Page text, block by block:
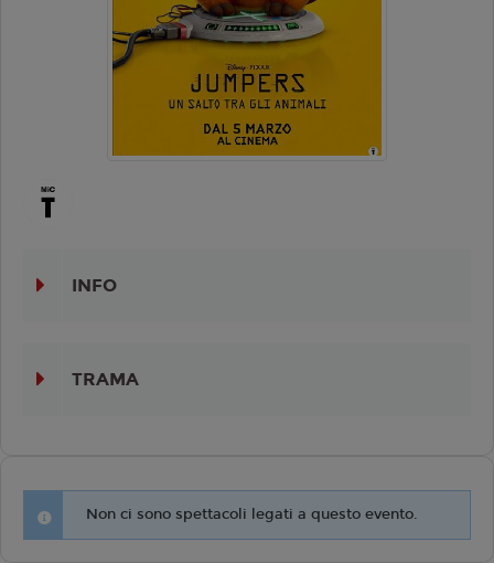
INFO
TRAMA
Non ci sono spettacoli legati a questo evento.